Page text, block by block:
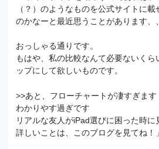
（？）のようなものを公式サイトに
のかなーと最近思うことがあります、
おっしゃる通りです。
もはや、私の比較なんて必要ないく
ップにして欲しいものです。
>>あと、フローチャートが凄すぎます
わかりやす過ぎです
リアルな友人がiPad選びに困った時に
詳しいことは、このブログを見てね！